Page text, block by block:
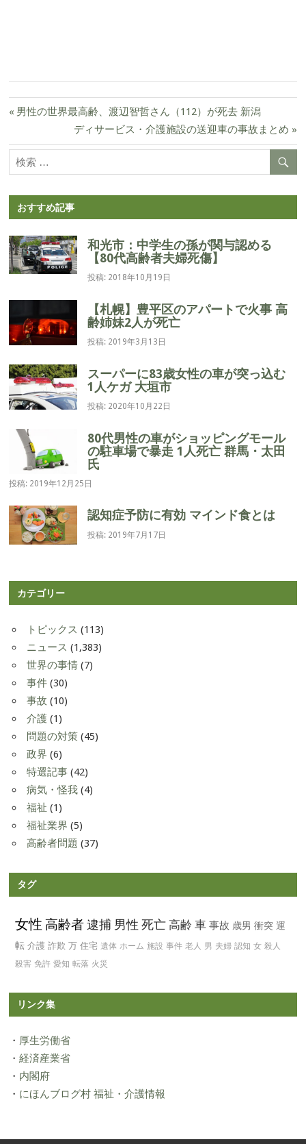
投
稿
ナ
ゲ
ー
シ
ョ
ン
前
記
事:
男性の世界最高齢、渡辺智哲さん（112）が死去 新潟
次
の
ディサービス・介護施設の送迎車の事故まとめ
おすすめ記事
和光市：中学生の孫が関与認める
【80代高齢者夫婦死傷】
投稿: 2018年10月19日
【札幌】豊平区のアパートで火事 高
齢姉妹2人が死亡
投稿: 2019年3月13日
スーパーに83歳女性の車が突っ込む
1人ケガ 大垣市
投稿: 2020年10月22日
80代男性の車がショッピングモール
の駐車場で暴走 1人死亡 群馬・太田
氏
投稿: 2019年12月25日
認知症予防に有効 マインド食とは
投稿: 2019年7月17日
カテゴリー
トピックス (113)
ニュース (1,383)
世界の事情(7)
事件(30)
事故 (10)
介護 (1)
問題の対策(45)
政界 (6)
特選記事(42)
病気・怪我(4)
福祉 (1)
福祉業界 (5)
高齢者問題 (37)
タグ
女性 高齢者逮捕 男性 死亡 高齢 車 事故 歳男 衝突 運
転 介護 詐欺 万 住宅 遺体 ホーム 施設 事件 老人 男 夫婦 認知 女 殺人
殺害 免許 愛知 転落 火災
リンク集
・ 厚生労働省
・経済産業省
・ 内閣府
・ にほんブログ村 福祉・介護情報